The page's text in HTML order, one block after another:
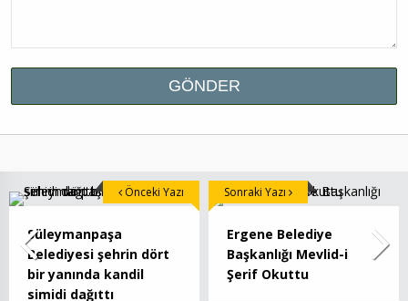
Süleymanpaşa
Belediyesi şehrin dört
bir yanında kandil
simidi dağıttı
Önceki Yazı
Ergene Belediye
Başkanlığı Mevlid-i
Şerif Okuttu
Sonraki Yazı